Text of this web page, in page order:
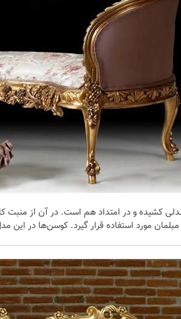
کشیده و در امتداد هم است. در آن از منبت
مورد استفاده قرار گیرد. کوسن‌ها در این